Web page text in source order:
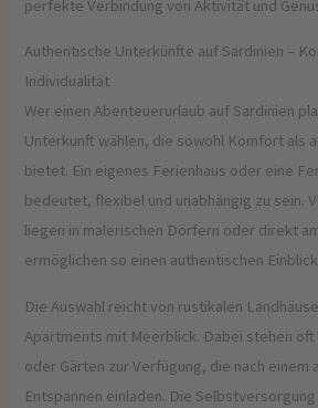
perfekte Verbindung von Aktivität und
Authentische Unterkünfte auf Sardinien –
Individualität
Wer einen Abenteuerurlaub auf Sardinien
Unterkunft wählen, die sowohl Komfort als
bietet. Ein eigenes Ferienhaus oder eine
bedeutet, flexibel und unabhängig zu sein.
liegen in malerischen Dörfern oder direkt
ermöglichen so einen authentischen
Die Auswahl reicht von rustikalen
Apartments mit Meerblick. Dabei stehen
oder Gärten zur Verfügung, die nach einem
Entspannen einladen. Die